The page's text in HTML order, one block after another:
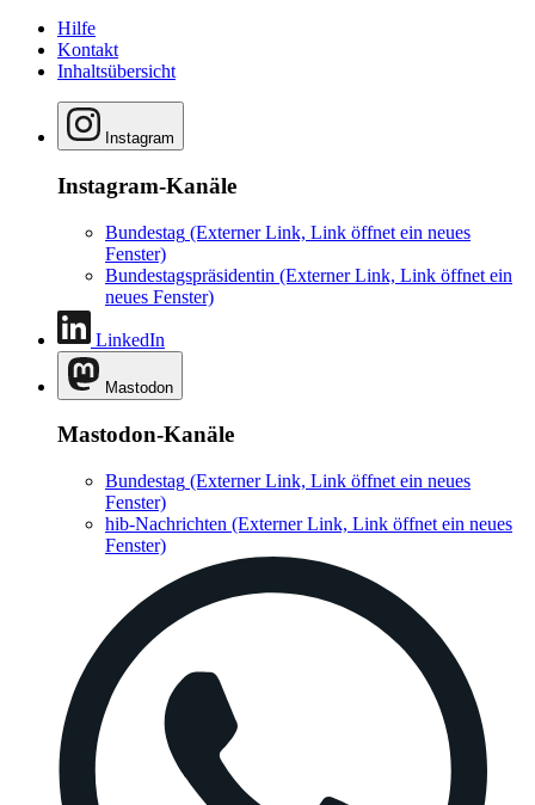
Hilfe
Kontakt
Inhaltsübersicht
Instagram
Instagram-Kanäle
Bundestag (Externer Link, Link öffnet ein neues
Fenster)
Bundestagspräsidentin (Externer Link, Link öffnet ein
neues Fenster)
LinkedIn
Mastodon
Mastodon-Kanäle
Bundestag (Externer Link, Link öffnet ein neues
Fenster)
hib-Nachrichten (Externer Link, Link öffnet ein neues
Fenster)